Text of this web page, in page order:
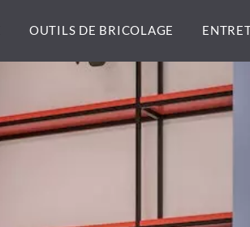
OUTILS DE BRICOLAGE